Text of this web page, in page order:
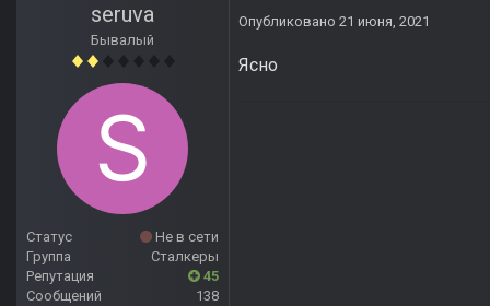
seruva
Бывалый
Статус
Не в сети
Группа
Сталкеры
Репутация
45
Сообщений
138
Опубликовано 21 июня, 2021
Ясно